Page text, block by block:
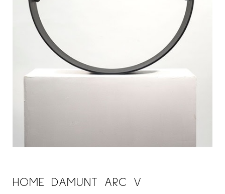
HOME DAMUNT ARC V